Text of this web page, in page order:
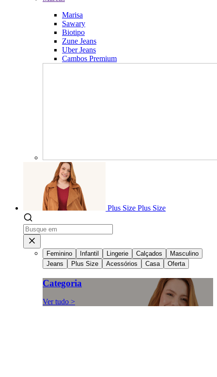
Marisa
Sawary
Biotipo
Zune Jeans
Uber Jeans
Cambos Premium
Plus Size Plus Size
Feminino Infantil Lingerie Calçados
Masculino
Jeans
Plus Size Acessórios Casa Oferta
Categoria
Ver tudo >